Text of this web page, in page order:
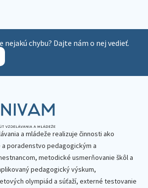
nejakú chybu? Dajte nám o nej vedieť.
a mládeže realizuje činnosti ako
poradenstvo pedagogickým a
metodické usmerňovanie škôl a
pedagogický výskum,
olympiád a súťaží, externé testovanie